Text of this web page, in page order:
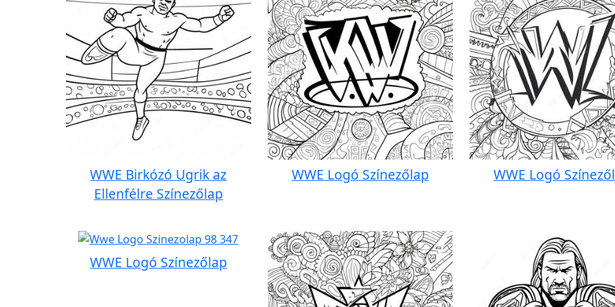
WWE Birkózó Ugrik az
Ellenfélre Színezőlap
WWE Logó Színezőlap WWE Logó
WWE Logó Színezőlap